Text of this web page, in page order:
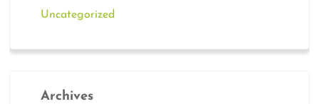
Uncategorized
Archives